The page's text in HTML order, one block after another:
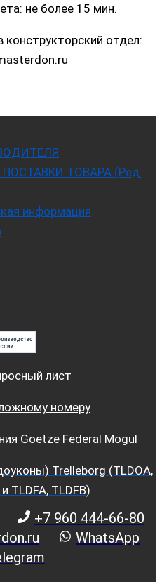
не более 15 мин.
конструкторский отдел:
ТОВАРА (Ред.
информация
лист
номеру
Goetze Federal Mogul
Trelleborg (TLDOA,
TLDFA, TLDFB)
+7 960 444-66-80
WhatsApp